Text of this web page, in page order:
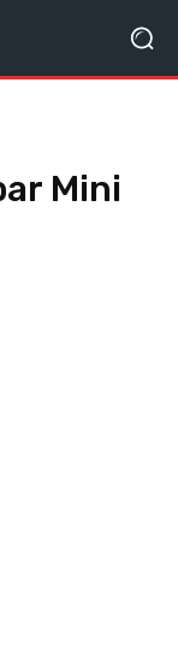
Mini